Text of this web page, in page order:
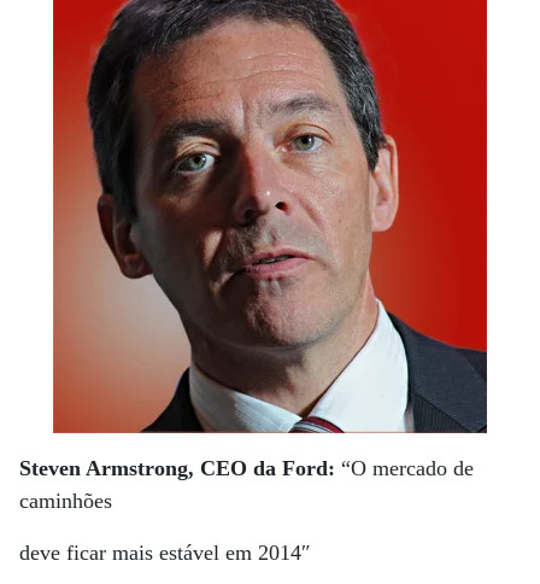
Steven Armstrong, CEO da Ford: “O mercado de
caminhões
deve ficar mais estável em 2014″